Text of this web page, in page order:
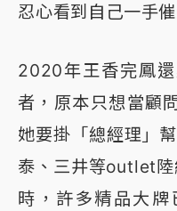
忍心看到自己一手
2020年王香完鳳
者，原本只想當顧
她要掛「總經理」
泰、三井等outlet
時，許多精品大